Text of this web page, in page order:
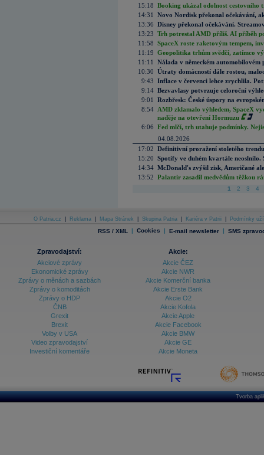
15:18 Booking ukázal odolnost cestovního
14:31
Novo Nordisk překonal očekávání,
13:36 Disney překonal očekávání.
13:23 Trh potrestal AMD příliš. AI příběh
11:58 SpaceX roste raketovým tempem,
11:19 Geopolitika trhům svědčí, zatímco
11:11
Nálada v německém automobilovém
10:30 Útraty domácností dále rostou,
9:43 Inflace v červenci lehce zrychlila.
9:14 Bezvavlasy potvrzuje celoroční
9:01
Rozbřesk: České úspory na
8:54 AMD zklamalo výhledem, SpaceX
naděje na otevření Hormuzu
6:06 Fed mlčí, trh utahuje podmínky.
04.08.2026
17:02 Definitivní proražení stoletého
15:20 Spotify ve duhém kvartále neoslnilo.
14:34 McDonald's zvýšil zisk, Američané
13:52 Palantir zasadil medvědům těžkou
1 2 3 4
O Patria.cz Reklama Mapa Stránek Skupina Patria Kariéra v Patrii Podmínky
RSS / XML | Cookies | E-mail newsletter | SMS
Zpravodajství:
Akciové zprávy
Ekonomické zprávy
Zprávy o měnách a sazbách
Zprávy o komoditách
Zprávy o HDP
ČNB
Grexit
Brexit
Volby v USA
Video zpravodajství
Investiční komentáře
Akcie:
Akcie ČEZ
Akcie NWR
Akcie Komerční banka
Akcie Erste Bank
Akcie O2
Akcie Kofola
Akcie Apple
Akcie Facebook
Akcie BMW
Akcie GE
Akcie Moneta
Tvorba